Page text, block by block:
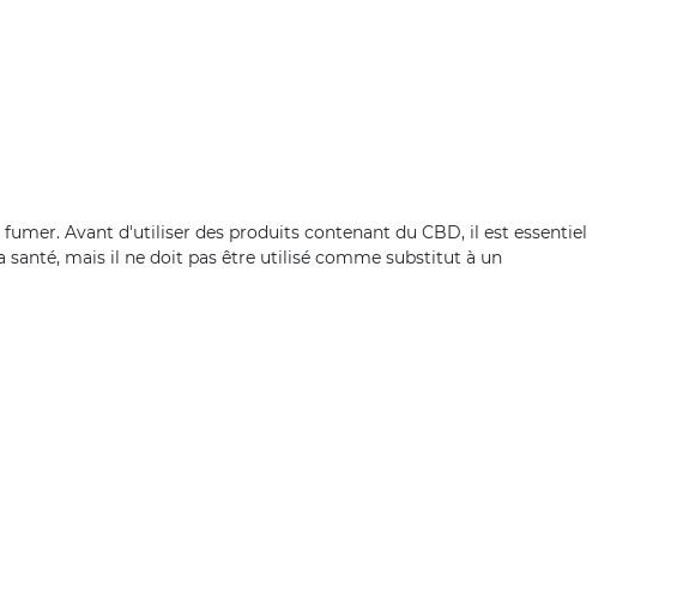
Avant d'utiliser des produits contenant du CBD, il est essentiel
santé, mais il ne doit pas être utilisé comme substitut à un